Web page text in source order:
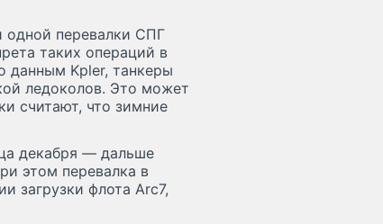
перевалки СПГ
таких операций в
данным Kpler, танкеры
ледоколов. Это может
считают, что зимние
декабря — дальше
этом перевалка в
загрузки флота Arc7,